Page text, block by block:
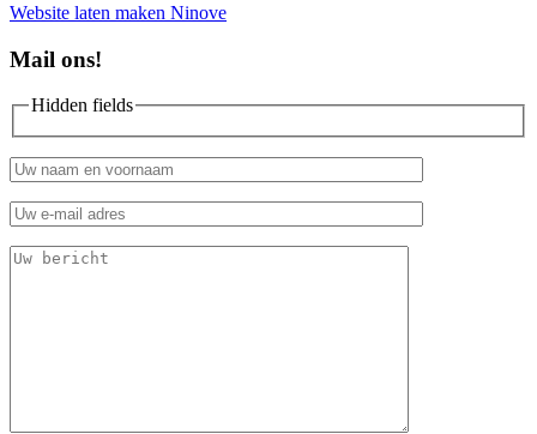
Website laten maken Ninove
Mail ons!
Hidden fields